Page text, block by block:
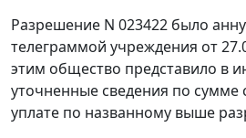
Разрешение N 023422 было
телеграммой учреждения от
этим общество представило в
уточненные сведения по
уплате по названному выше